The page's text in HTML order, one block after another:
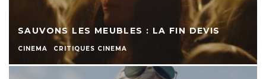
SAUVONS LES MEUBLES : LA FIN DEVIS
CINEMA CRITIQUES CINEMA